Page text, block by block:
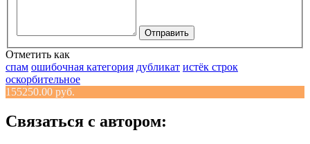
Отправить
Отметить как
спам ошибочная категория дубликат истёк строк
оскорбительное
155250.00 руб.
Связаться с автором: